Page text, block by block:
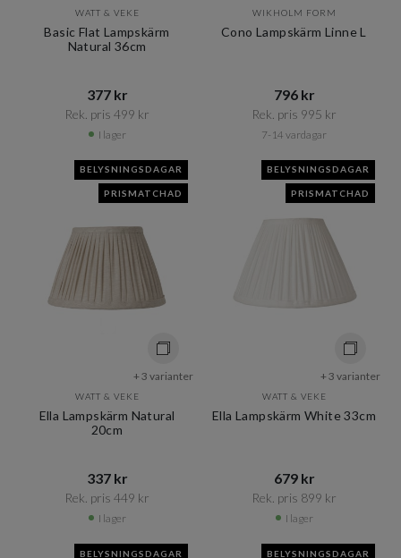
WATT & VEKE
Basic Flat Lampskärm
Natural 36cm
377 kr​​
Rek. pris 499 kr​​
I lager
WIKHOLM FORM
Cono Lampskärm Linne L
796 kr​​
Rek. pris 995 kr​​
7-14 vardagar
BELYSNINGSDAGAR
PRISMATCHAD
+ 3 varianter
WATT & VEKE
Ella Lampskärm Natural
20cm
337 kr​​
Rek. pris 449 kr​​
I lager
BELYSNINGSDAGAR
PRISMATCHAD
+ 3 varianter
WATT & VEKE
Ella Lampskärm White 33cm
679 kr​​
Rek. pris 899 kr​​
I lager
BELYSNINGSDAGAR BELYSNINGSDAGAR